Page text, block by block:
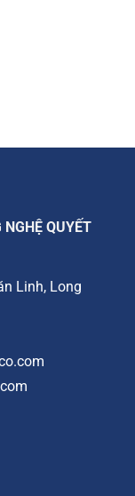
QUYẾT
Linh, Long